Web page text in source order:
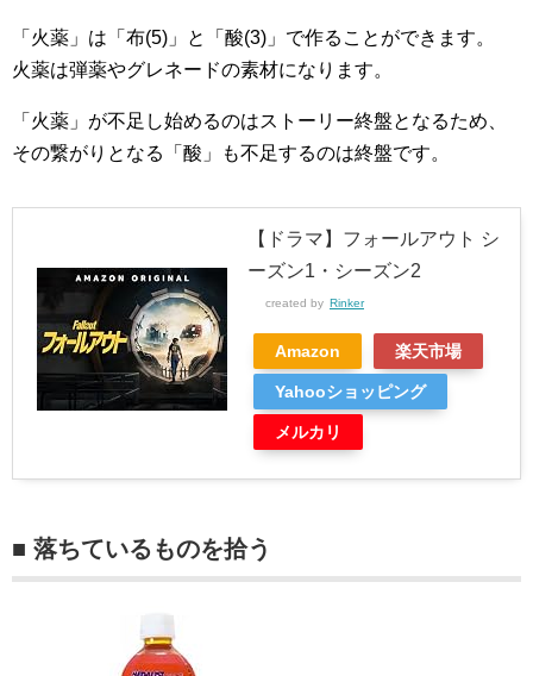
「火薬」は「布(5)」と「酸(3)」で作ることができます。
火薬は弾薬やグレネードの素材になります。
「火薬」が不足し始めるのはストーリー終盤となるため、
その繋がりとなる「酸」も不足するのは終盤です。
【ドラマ】フォールアウト シ
ーズン1・シーズン2
created by Rinker
Amazon 楽天市場
Yahooショッピング
メルカリ
■ 落ちているものを拾う